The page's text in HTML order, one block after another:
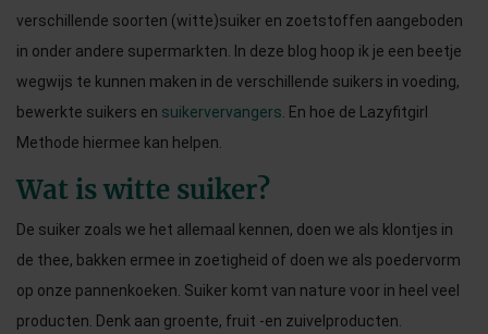
verschillende soorten (witte)suiker en zoetstoffen aangeboden
in onder andere supermarkten. In deze blog hoop ik je een beetje
wegwijs te kunnen maken in de verschillende suikers in voeding,
bewerkte suikers en suikervervangers . En hoe de Lazyfitgirl
Methode hiermee kan helpen.
Wat is witte suiker?
De suiker zoals we het allemaal kennen, doen we als klontjes in
de thee, bakken ermee in zoetigheid of doen we als poedervorm
op onze pannenkoeken. Suiker komt van nature voor in heel veel
producten. Denk aan groente, fruit -en zuivelproducten.